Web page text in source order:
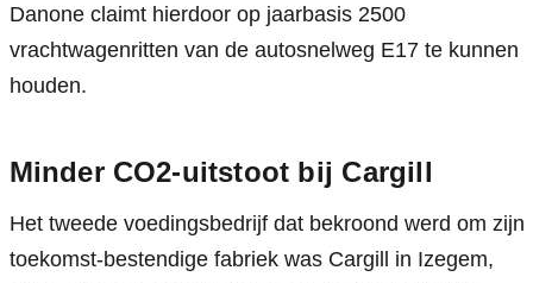
Danone claimt hierdoor op jaarbasis 2500
vrachtwagenritten van de autosnelweg E17 te kunnen
houden.
Minder CO2-uitstoot bij Cargill
Het tweede voedingsbedrijf dat bekroond werd om zijn
toekomst-bestendige fabriek was Cargill in Izegem,